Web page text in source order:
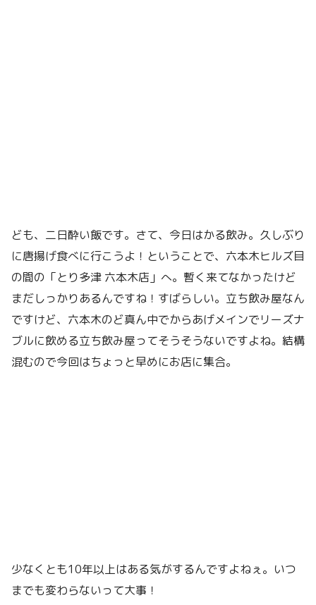
ども、二日酔い飯です。さて、今日はかる飲み。久しぶり
に唐揚げ食べに行こうよ！ということで、六本木ヒルズ目
の間の「とり多津 六本木店」へ。暫く来てなかったけど
まだしっかりあるんですね！すばらしい。立ち飲み屋なん
ですけど、六本木のど真ん中でからあげメインでリーズナ
ブルに飲める立ち飲み屋ってそうそうないですよね。結構
混むので今回はちょっと早めにお店に集合。
少なくとも10年以上はある気がするんですよねぇ。いつ
までも変わらないって大事！